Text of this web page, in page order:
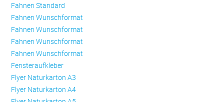
Fahnen Standard
Fahnen Wunschformat
Fahnen Wunschformat
Fahnen Wunschformat
Fahnen Wunschformat
Fensteraufkleber
Flyer Naturkarton A3
Flyer Naturkarton A4